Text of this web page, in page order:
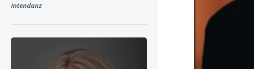
Intendanz